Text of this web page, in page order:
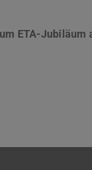
ETA-